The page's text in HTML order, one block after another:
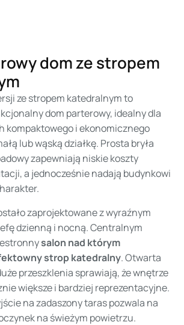
dom ze stropem
ze stropem katedralnym to
dom parterowy, idealny dla
kompaktowego i ekonomicznego
lub wąską działkę. Prosta bryła
zapewniają niskie koszty
a jednocześnie nadają budynkowi
zaprojektowane z wyraźnym
dzienną i nocną. Centralnym
salon nad którym
strop katedralny. Otwarta
przeszklenia sprawiają, że wnętrze
większe i bardziej reprezentacyjne.
na zadaszony taras pozwala na
na świeżym powietrzu.